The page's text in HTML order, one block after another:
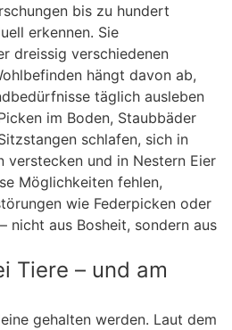
bis zu hundert
erkennen. Sie
dreissig verschiedenen
hängt davon ab,
täglich ausleben
im Boden, Staubbäder
schlafen, sich in
verstecken und in Nestern Eier
Möglichkeiten fehlen,
wie Federpicken oder
nicht aus Bosheit, sondern aus
Tiere – und am
gehalten werden. Laut dem